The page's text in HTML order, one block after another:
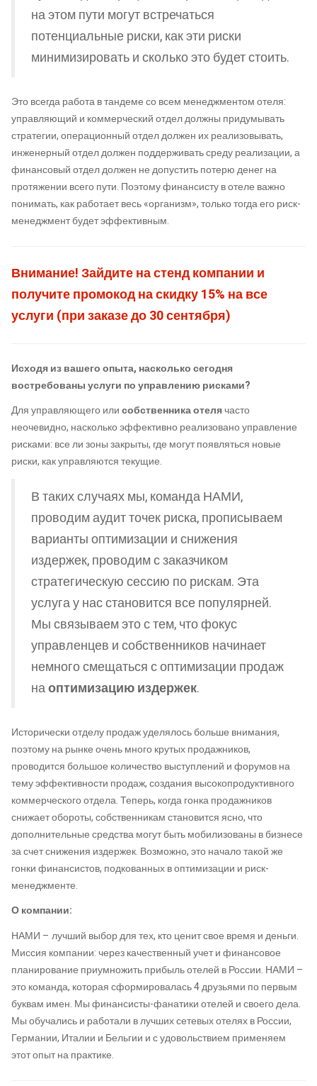
на этом пути могут встречаться
потенциальные риски, как эти риски
минимизировать и сколько это будет стоить.
Это всегда работа в тандеме со всем менеджментом отеля:
управляющий и коммерческий отдел должны придумывать
стратегии, операционный отдел должен их реализовывать,
инженерный отдел должен поддерживать среду реализации, а
финансовый отдел должен не допустить потерю денег на
протяжении всего пути. Поэтому финансисту в отеле важно
понимать, как работает весь «организм», только тогда его риск-
менеджмент будет эффективным.
Внимание! Зайдите на стенд компании и
получите промокод на скидку 15% на все
услуги (при заказе до 30 сентября)
Исходя из вашего опыта, насколько сегодня
востребованы услуги по управлению рисками?
Для управляющего илисобственника отелячасто
неочевидно, насколько эффективно реализовано управление
рисками: все ли зоны закрыты, где могут появляться новые
риски, как управляются текущие.
В таких случаях мы, команда НАМИ,
проводим аудит точек риска, прописываем
варианты оптимизации и снижения
издержек, проводим с заказчиком
стратегическую сессию по рискам. Эта
услуга у нас становится все популярней.
Мы связываем это с тем, что фокус
управленцев и собственников начинает
немного смещаться с оптимизации продаж
наоптимизацию издержек.
Исторически отделу продаж уделялось больше внимания,
поэтому на рынке очень много крутых продажников,
проводится большое количество выступлений и форумов на
тему эффективности продаж, создания высокопродуктивного
коммерческого отдела. Теперь, когда гонка продажников
снижает обороты, собственникам становится ясно, что
дополнительные средства могут быть мобилизованы в бизнесе
за счет снижения издержек. Возможно, это начало такой же
гонки финансистов, подкованных в оптимизации и риск-
менеджменте.
О компании:
НАМИ – лучший выбор для тех, кто ценит свое время и деньги.
Миссия компании: через качественный учет и финансовое
планирование приумножить прибыль отелей в России. НАМИ –
это команда, которая сформировалась 4 друзьями по первым
буквам имен. Мы финансисты-фанатики отелей и своего дела.
Мы обучались и работали в лучших сетевых отелях в России,
Германии, Италии и Бельгии и с удовольствием применяем
этот опыт на практике.